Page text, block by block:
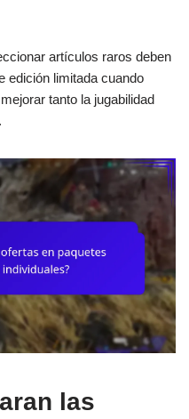
artículos raros deben
edición limitada cuando
tanto la jugabilidad
las